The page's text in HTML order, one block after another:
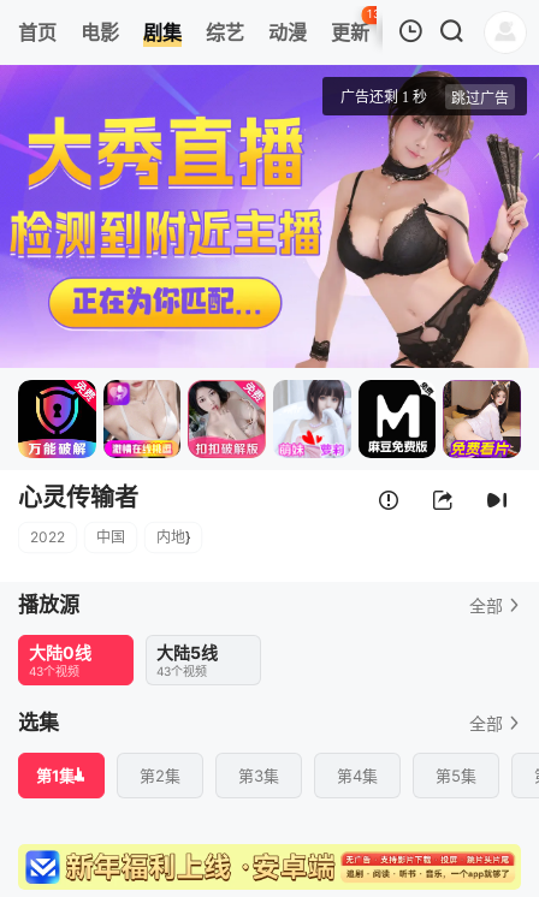
首页 电影 剧集 综艺 动漫 更新
139
热榜 APP
我的观影记录
第1集
心灵传输者
清空
心灵传输者
2022 中国 内地}
播放源 全部
大陆0线
43个视频
大陆5线
43个视频
选集 全部
第1集 第2集 第3集 第4集 第5集